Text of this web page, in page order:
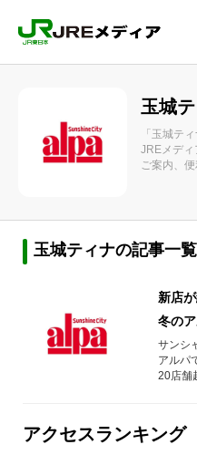
玉城
「玉城テ
JREメデ
ご案内、
玉城ティナの記事一覧
新店
冬の
サンシ
アルパ
20店舗
アクセスランキング